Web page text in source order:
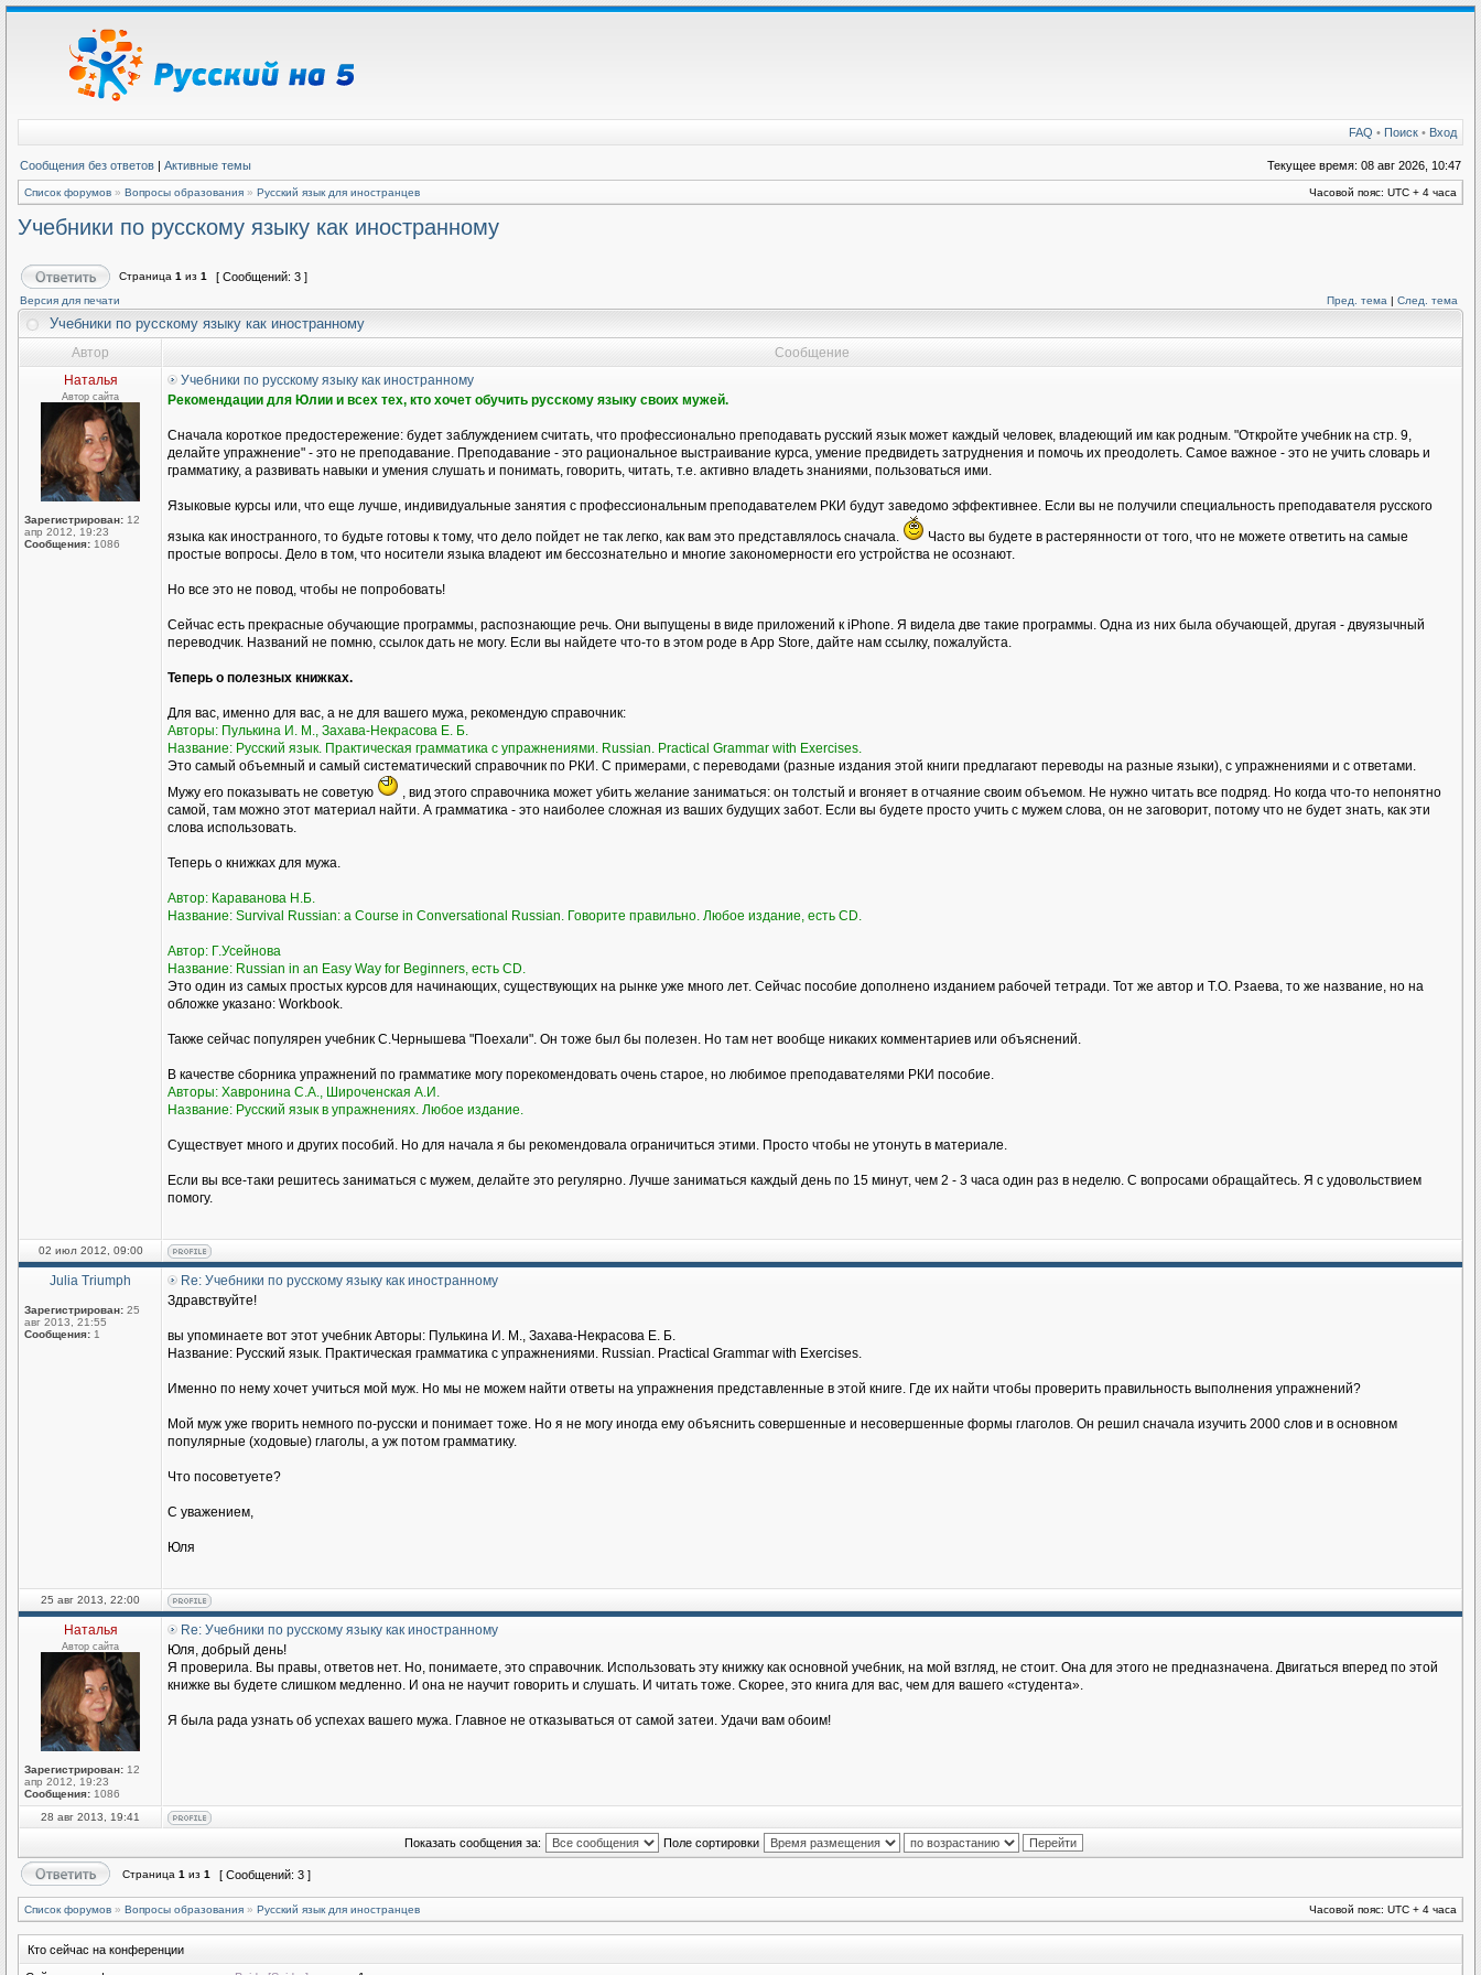
FAQ • Поиск • Вход
Сообщения без ответов | Активные темы Текущее время: 08 авг 2026, 10:47
Список форумов » Вопросы образования » Русский язык для иностранцев Часовой пояс: UTC + 4 часа
Учебники по русскому языку как иностранному
Страница 1 из 1 [ Сообщений: 3 ]
Версия для печати Пред. тема | След. тема
Учебники по русскому языку как иностранному
Автор
Сообщение
Наталья
Автор сайта
Зарегистрирован: 12
апр 2012, 19:23
Сообщения: 1086
Учебники по русскому языку как иностранному
Рекомендации для Юлии и всех тех, кто хочет обучить русскому языку своих мужей.
Сначала короткое предостережение: будет заблуждением считать, что профессионально преподавать русский язык может каждый человек, владеющий им как родным. "Откройте учебник на стр. 9,
делайте упражнение" - это не преподавание. Преподавание - это рациональное выстраивание курса, умение предвидеть затруднения и помочь их преодолеть. Самое важное - это не учить словарь и
грамматику, а развивать навыки и умения слушать и понимать, говорить, читать, т.е. активно владеть знаниями, пользоваться ими.
Языковые курсы или, что еще лучше, индивидуальные занятия с профессиональным преподавателем РКИ будут заведомо эффективнее. Если вы не получили специальность преподавателя русского
языка как иностранного, то будьте готовы к тому, что дело пойдет не так легко, как вам это представлялось сначала.
Часто вы будете в растерянности от того, что не можете ответить на самые
простые вопросы. Дело в том, что носители языка владеют им бессознательно и многие закономерности его устройства не осознают.
Но все это не повод, чтобы не попробовать!
Сейчас есть прекрасные обучающие программы, распознающие речь. Они выпущены в виде приложений к iPhone. Я видела две такие программы. Одна из них была обучающей, другая - двуязычный
переводчик. Названий не помню, ссылок дать не могу. Если вы найдете что-то в этом роде в Аpp Store, дайте нам ссылку, пожалуйста.
Теперь о полезных книжках.
Для вас, именно для вас, а не для вашего мужа, рекомендую справочник:
Авторы: Пулькина И. М., Захава-Некрасова Е. Б.
Название: Русский язык. Практическая грамматика с упражнениями. Russian. Practical Grammar with Exercises.
Это самый объемный и самый систематический справочник по РКИ. С примерами, с переводами (разные издания этой книги предлагают переводы на разные языки), с упражнениями и с ответами.
Мужу его показывать не советую
, вид этого справочника может убить желание заниматься: он толстый и вгоняет в отчаяние своим объемом. Не нужно читать все подряд. Но когда что-то непонятно
самой, там можно этот материал найти. А грамматика - это наиболее сложная из ваших будущих забот. Если вы будете просто учить с мужем слова, он не заговорит, потому что не будет знать, как эти
слова использовать.
Теперь о книжках для мужа.
Автор: Караванова Н.Б.
Название: Survival Russian: а Course in Conversational Russian. Говорите правильно. Любое издание, есть CD.
Автор: Г.Усейнова
Название: Russian in an Easy Way for Beginners, есть СD.
Это один из самых простых курсов для начинающих, существующих на рынке уже много лет. Сейчас пособие дополнено изданием рабочей тетради. Тот же автор и Т.О. Рзаева, то же название, но на
обложке указано: Workbook.
Также сейчас популярен учебник С.Чернышева "Поехали". Он тоже был бы полезен. Но там нет вообще никаких комментариев или объяснений.
В качестве сборника упражнений по грамматике могу порекомендовать очень старое, но любимое преподавателями РКИ пособие.
Авторы: Хавронина С.А., Широченская А.И.
Название: Русский язык в упражнениях. Любое издание.
Существует много и других пособий. Но для начала я бы рекомендовала ограничиться этими. Просто чтобы не утонуть в материале.
Если вы все-таки решитесь заниматься с мужем, делайте это регулярно. Лучше заниматься каждый день по 15 минут, чем 2 - 3 часа один раз в неделю. С вопросами обращайтесь. Я с удовольствием
помогу.
02 июл 2012, 09:00
Julia Triumph
Зарегистрирован: 25
авг 2013, 21:55
Сообщения: 1
Re: Учебники по русскому языку как иностранному
Здравствуйте!
вы упоминаете вот этот учебник Авторы: Пулькина И. М., Захава-Некрасова Е. Б.
Название: Русский язык. Практическая грамматика с упражнениями. Russian. Practical Grammar with Exercises.
Именно по нему хочет учиться мой муж. Но мы не можем найти ответы на упражнения представленные в этой книге. Где их найти чтобы проверить правильность выполнения упражнений?
Мой муж уже гворить немного по-русски и понимает тоже. Но я не могу иногда ему объяснить совершенные и несовершенные формы глаголов. Он решил сначала изучить 2000 слов и в основном
популярные (ходовые) глаголы, а уж потом грамматику.
Что посоветуете?
С уважением,
Юля
25 авг 2013, 22:00
Наталья
Автор сайта
Зарегистрирован: 12
апр 2012, 19:23
Сообщения: 1086
Re: Учебники по русскому языку как иностранному
Юля, добрый день!
Я проверила. Вы правы, ответов нет. Но, понимаете, это справочник. Использовать эту книжку как основной учебник, на мой взгляд, не стоит. Она для этого не предназначена. Двигаться вперед по этой
книжке вы будете слишком медленно. И она не научит говорить и слушать. И читать тоже. Скорее, это книга для вас, чем для вашего «студента».
Я была рада узнать об успехах вашего мужа. Главное не отказываться от самой затеи. Удачи вам обоим!
28 авг 2013, 19:41
Показать сообщения за: Поле сортировки
Страница 1 из 1 [ Сообщений: 3 ]
Список форумов » Вопросы образования » Русский язык для иностранцев Часовой пояс: UTC + 4 часа
Кто сейчас на конференции